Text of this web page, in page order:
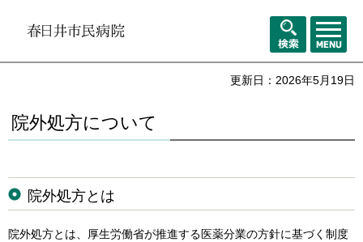
検索
メニュ
ー
更新日：2026年5月19日
院外処方について
院外処方とは
院外処方とは、厚生労働省が推進する医薬分業の方針に基づく制度